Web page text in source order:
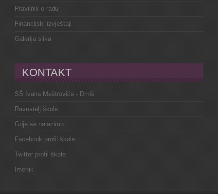
Pravilnik o radu
Financijski izvještaji
Galerija slika
KONTAKT
SŠ Ivana Meštrovića - Drniš
Ravnatelj škole
Gdje se nalazimo
Facebook profil škole
Twitter profil škole
Imenik